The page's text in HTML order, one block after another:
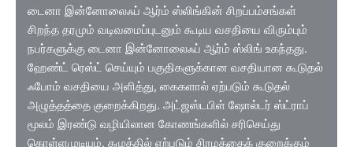
டைனா இன்னோலைஃப் ஆர்ம் ஸ்லிங்கின் சிறப்பம்சங்கள்
சிறந்த தரமும் வடிவமைப்புடனும் கூடிய வசதியை விரும்பும்
நபர்களுக்கு டைனா இன்னோலைஃப் ஆர்ம் ஸ்லிங் உகந்தது.
ஹேண்ட் ரெஸ்ட் செய்யும் பகுதிகளுக்கான வசதியான கூடுதல்
ஃபோம் வசதியை அளித்து, கைகளால் ஏற்படும் கூடுதல்
அழுத்தத்தை குறைக்கிறது. அட்ஜஸ்டபிள் ஷோல்டர் ஸ்ட்ராப்
மூலம் இரண்டு வழியிலான கோணங்களில் சரிசெய்து
கொள்ளமுடியும். கழுத்தில் ஏற்படும் சிரமத்தைக் குறைக்கும்